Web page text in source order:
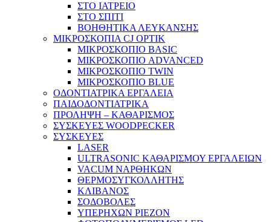
ΣΤΟ ΙΑΤΡΕΙΟ
ΣΤΟ ΣΠΙΤΙ
ΒΟΗΘΗΤΙΚΑ ΛΕΥΚΑΝΣΗΣ
ΜΙΚΡΟΣΚΟΠΙΑ CJ OPTIK
ΜΙΚΡΟΣΚΟΠΙΟ BASIC
ΜΙΚΡΟΣΚΟΠΙΟ ADVANCED
ΜΙΚΡΟΣΚΟΠΙΟ TWIN
ΜΙΚΡΟΣΚΟΠΙΟ BLUE
ΟΔΟΝΤΙΑΤΡΙΚΑ ΕΡΓΑΛΕΙΑ
ΠΑΙΔΟΔΟΝΤΙΑΤΡΙΚΑ
ΠΡΟΛΗΨΗ – ΚΑΘΑΡΙΣΜΟΣ
ΣΥΣΚΕΥΕΣ WOODPECKER
ΣΥΣΚΕΥΕΣ
LASER
ULTRASONIC ΚΑΘΑΡΙΣΜΟΥ ΕΡΓΑΛΕΙΩΝ
VACUM ΝΑΡΘΗΚΩΝ
ΘΕΡΜΟΣΥΓΚΟΛΛΗΤΗΣ
ΚΛΙΒΑΝΟΣ
ΣΟΔΟΒΟΛΕΣ
ΥΠΕΡΗΧΩΝ PIEZON